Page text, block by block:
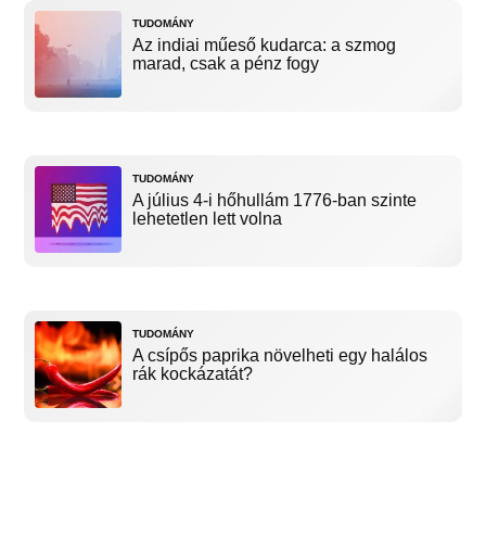
TUDOMÁNY
Az indiai műeső kudarca: a szmog
marad, csak a pénz fogy
TUDOMÁNY
A július 4-i hőhullám 1776-ban szinte
lehetetlen lett volna
TUDOMÁNY
A csípős paprika növelheti egy halálos
rák kockázatát?